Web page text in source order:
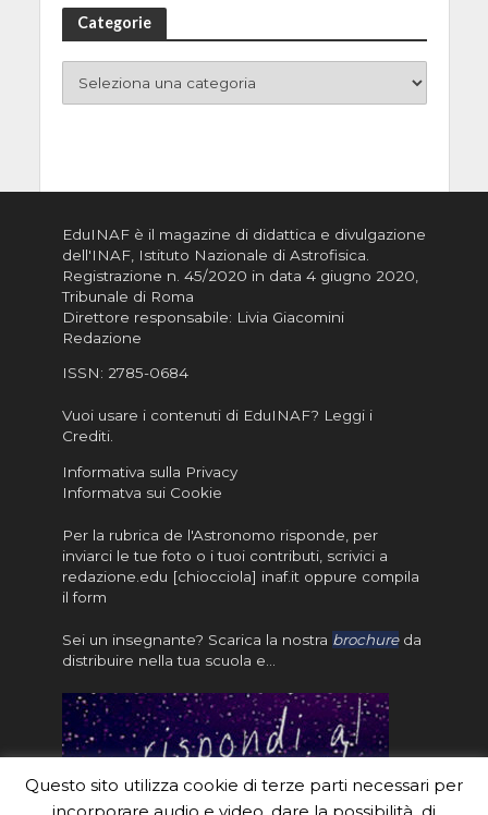
Categorie
EduINAF è il magazine di didattica e divulgazione
dell'INAF, Istituto Nazionale di Astrofisica
Registrazione n. 45/2020 in data 4 giugno 2020,
Tribunale di Roma
Direttore responsabile: Livia Giacomini
Redazione
ISSN: 2785-0684
Vuoi usare i contenuti di EduINAF? Leggi i
Crediti.
Informativa sulla Privacy
Informatva sui Cookie
Per la rubrica de l'Astronomo risponde, per
inviarci le tue foto o i tuoi contributi, scrivici a
redazione.edu [chiocciola] inaf.it oppure compila
il form
Sei un insegnante? Scarica la nostra brochureda
distribuire nella tua scuola e…
Questo sito utilizza cookie di terze parti necessari per